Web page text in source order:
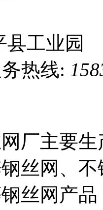
县工业园
热线:
厂主要
丝网、
丝网产